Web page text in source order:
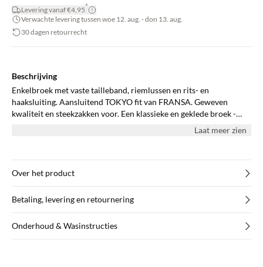
Levering vanaf €4,95*
Verwachte levering tussen woe 12. aug. - don 13. aug.
30 dagen retourrecht
Beschrijving
Enkelbroek met vaste tailleband, riemlussen en rits- en
haaksluiting. Aansluitend TOKYO fit van FRANSA. Geweven
kwaliteit en steekzakken voor. Een klassieke en geklede broek -
Laat meer zien
Over het product
Betaling, levering en retournering
Onderhoud & Wasinstructies